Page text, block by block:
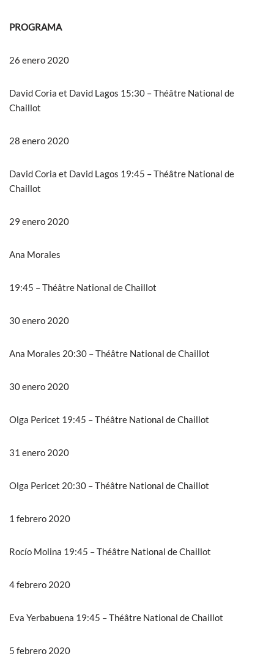
PROGRAMA
26 enero 2020
David Coria et David Lagos 15:30 – Théâtre National de
Chaillot
28 enero 2020
David Coria et David Lagos 19:45 – Théâtre National de
Chaillot
29 enero 2020
Ana Morales
19:45 – Théâtre National de Chaillot
30 enero 2020
Ana Morales 20:30 – Théâtre National de Chaillot
30 enero 2020
Olga Pericet 19:45 – Théâtre National de Chaillot
31 enero 2020
Olga Pericet 20:30 – Théâtre National de Chaillot
1 febrero 2020
Rocío Molina 19:45 – Théâtre National de Chaillot
4 febrero 2020
Eva Yerbabuena 19:45 – Théâtre National de Chaillot
5 febrero 2020